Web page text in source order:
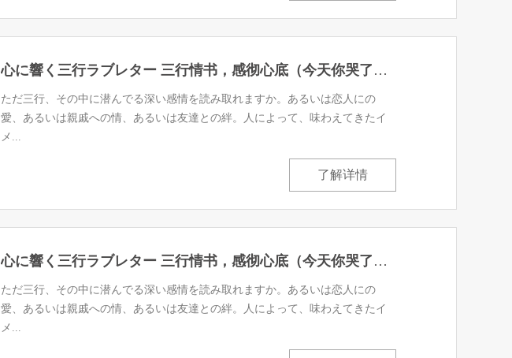
心に響く三行ラブレター 三行情书，感彻心底（今天你哭了么？）(32)
ただ三行、その中に潜んでる深い感情を読み取れますか。あるいは恋人にの
愛、あるいは親戚への情、あるいは友達との絆。人によって、味わえてきたイ
メ...
了解详情
心に響く三行ラブレター 三行情书，感彻心底（今天你哭了么？）(33)
ただ三行、その中に潜んでる深い感情を読み取れますか。あるいは恋人にの
愛、あるいは親戚への情、あるいは友達との絆。人によって、味わえてきたイ
メ...